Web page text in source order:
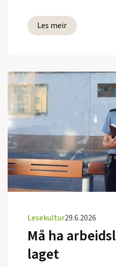
Les meir
Lesekultur29.6.2026
Må ha
laget